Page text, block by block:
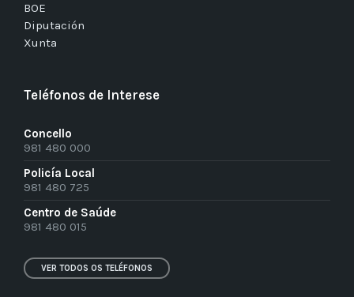
BOE
Diputación
Xunta
Teléfonos de Interese
Concello
981 480 000
Policía Local
981 480 725
Centro de Saúde
981 480 015
VER TODOS OS TELÉFONOS